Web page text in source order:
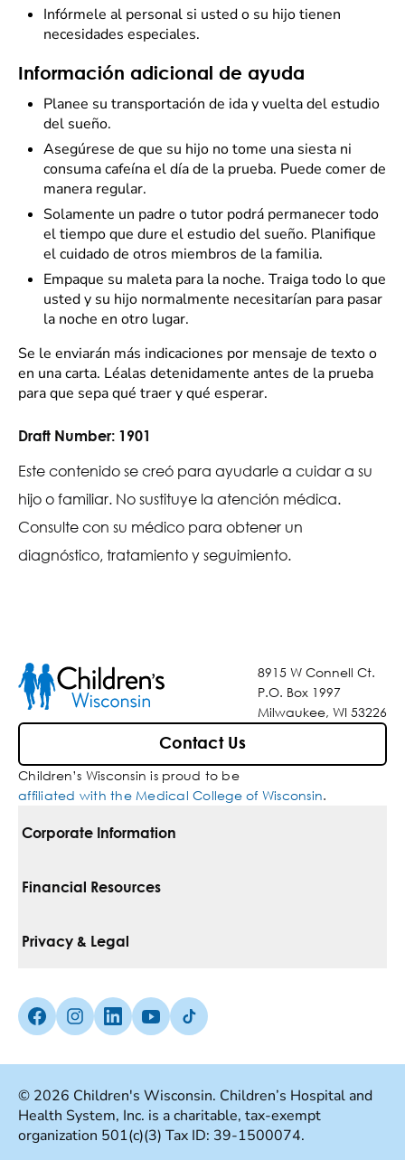
Infórmele al personal si usted o su hijo tienen
necesidades especiales.
Información adicional de ayuda
Planee su transportación de ida y vuelta del estudio
del sueño.
Asegúrese de que su hijo no tome una siesta ni
consuma cafeína el día de la prueba. Puede comer de
manera regular.
Solamente un padre o tutor podrá permanecer todo
el tiempo que dure el estudio del sueño. Planifique
el cuidado de otros miembros de la familia.
Empaque su maleta para la noche. Traiga todo lo que
usted y su hijo normalmente necesitarían para pasar
la noche en otro lugar.
Se le enviarán más indicaciones por mensaje de texto o
en una carta. Léalas detenidamente antes de la prueba
para que sepa qué traer y qué esperar.
Draft Number: 1901
Este contenido se creó para ayudarle a cuidar a su
hijo o familiar. No sustituye la atención médica.
Consulte con su médico para obtener un
diagnóstico, tratamiento y seguimiento.
8915 W Connell Ct.
P.O. Box 1997
Milwaukee, WI 53226
Contact Us
Children’s Wisconsin is proud to be
affiliated with the Medical College of Wisconsin.
Corporate Information
For Vendors
Media Inquiries
Financial Resources
Pay Your Bill
Insurances We Accept
Good Faith Estimate
Privacy & Legal
Non-Discrimination Policy
Terms Of Use
Facebook (Opens in a new tab)
Instagram (Opens in a new tab)
linkedin (Opens in a new tab)
Youtube (Opens in a new tab)
Tiktok (Opens in a new tab)
© 2026 Children's Wisconsin. Children’s Hospital and
Health System, Inc. is a charitable, tax-exempt
organization 501(c)(3) Tax ID: 39-1500074.